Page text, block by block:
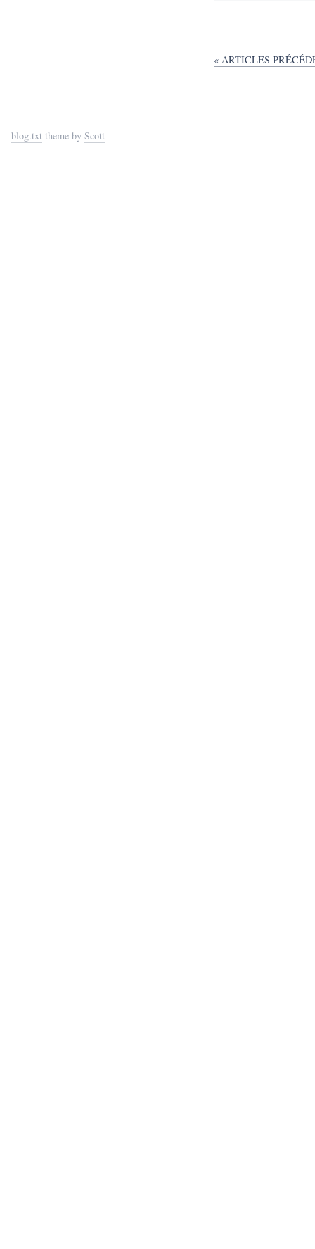
« ARTICLES
blog.txt theme by Scott